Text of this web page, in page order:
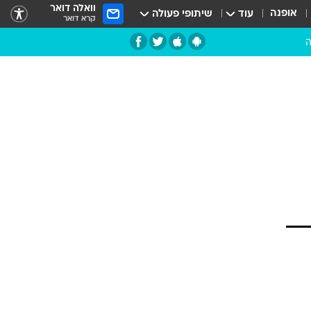
אופנה עוד שיתופי פעולה וואלה דואר
קרא דואר